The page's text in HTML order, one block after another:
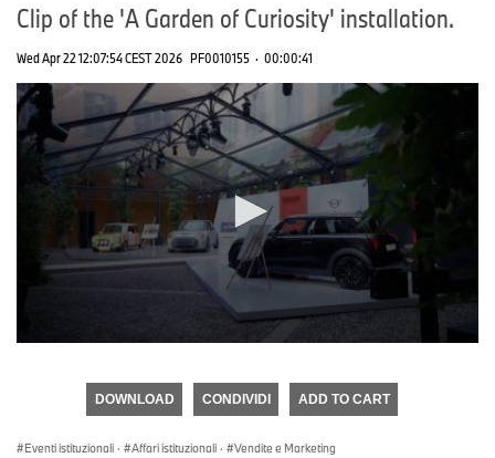
Clip of the 'A Garden of Curiosity' installation.
Wed Apr 22 12:07:54 CEST 2026 PF0010155 · 00:00:41
DOWNLOAD CONDIVIDI ADD TO CART
Eventi istituzionali · Affari istituzionali · Vendite e Marketing